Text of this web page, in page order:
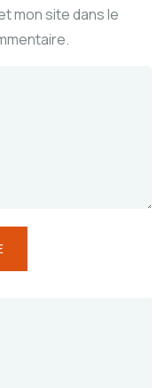
mon site dans le